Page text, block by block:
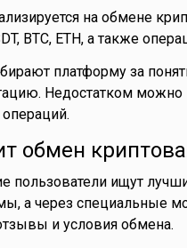
на обмене
BTC, ETH, а также
платформу за
Недостатком можно
обмен
пользователи ищут
а через специальные
и условия обмена.